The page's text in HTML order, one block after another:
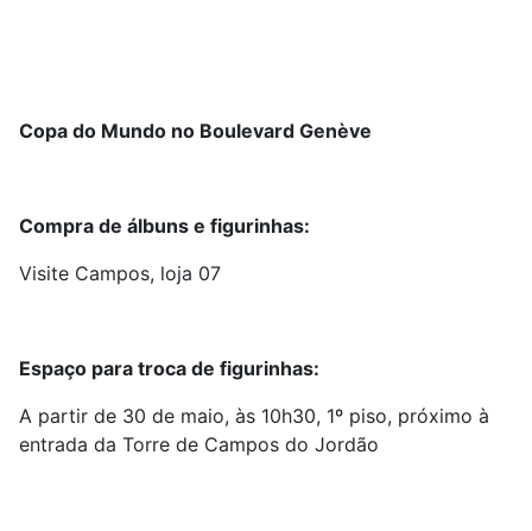
Copa do Mundo no Boulevard Genève
Compra de álbuns e figurinhas:
Visite Campos, loja 07
Espaço para troca de figurinhas:
A partir de 30 de maio, às 10h30, 1º piso, próximo à
entrada da Torre de Campos do Jordão